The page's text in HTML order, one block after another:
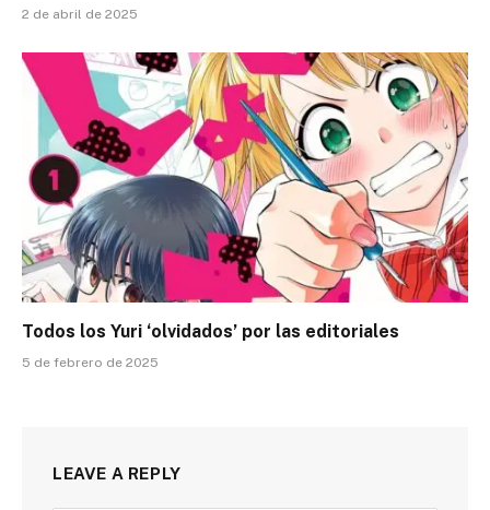
2 de abril de 2025
Todos los Yuri ‘olvidados’ por las editoriales
5 de febrero de 2025
LEAVE A REPLY